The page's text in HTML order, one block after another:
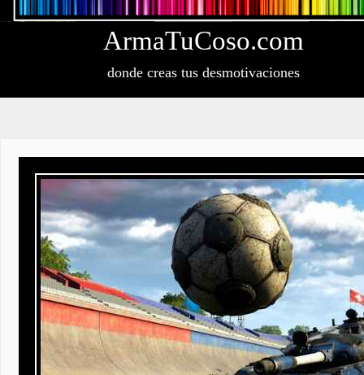
ArmaTuCoso.com
donde creas tus desmotivaciones